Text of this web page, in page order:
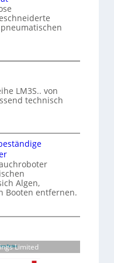
LM3S.. von
technisch
Algen,
Booten entfernen.
Limited